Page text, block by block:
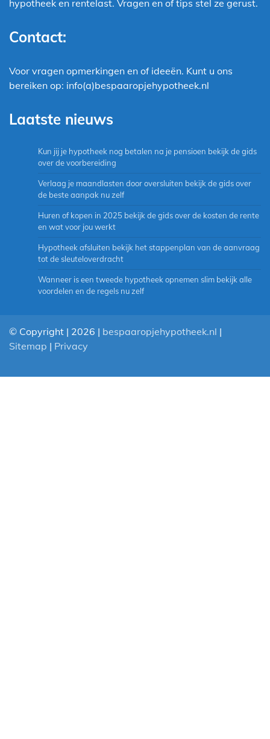
hypotheek en rentelast. Vragen en of tips stel ze gerust.
Contact:
Voor vragen opmerkingen en of ideeën. Kunt u ons
bereiken op: info(a)bespaaropjehypotheek.nl
Laatste nieuws
Kun jij je hypotheek nog betalen na je pensioen bekijk de gids
over de voorbereiding
Verlaag je maandlasten door oversluiten bekijk de gids over
de beste aanpak nu zelf
Huren of kopen in 2025 bekijk de gids over de kosten de rente
en wat voor jou werkt
Hypotheek afsluiten bekijk het stappenplan van de aanvraag
tot de sleuteloverdracht
Wanneer is een tweede hypotheek opnemen slim bekijk alle
voordelen en de regels nu zelf
© Copyright | 2026 | bespaaropjehypotheek.nl |
Sitemap | Privacy